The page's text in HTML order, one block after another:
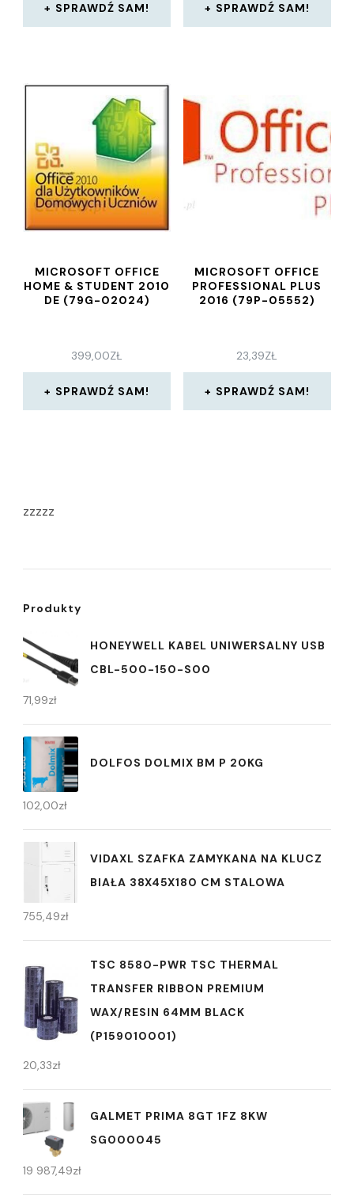
SPRAWDŹ SAM! SPRAWDŹ SAM!
MICROSOFT OFFICE
HOME & STUDENT 2010
DE (79G-02024)
399,00ZŁ
SPRAWDŹ SAM!
MICROSOFT OFFICE
PROFESSIONAL PLUS
2016 (79P-05552)
23,39ZŁ
SPRAWDŹ SAM!
zzzzz
Produkty
HONEYWELL KABEL UNIWERSALNY USB
CBL-500-150-S00
71,99zł
DOLFOS DOLMIX BM P 20KG
102,00zł
VIDAXL SZAFKA ZAMYKANA NA KLUCZ
BIAŁA 38X45X180 CM STALOWA
755,49zł
TSC 8580-PWR TSC THERMAL
TRANSFER RIBBON PREMIUM
WAX/RESIN 64MM BLACK
(P159010001)
20,33zł
GALMET PRIMA 8GT 1FZ 8KW
SG000045
19 987,49zł